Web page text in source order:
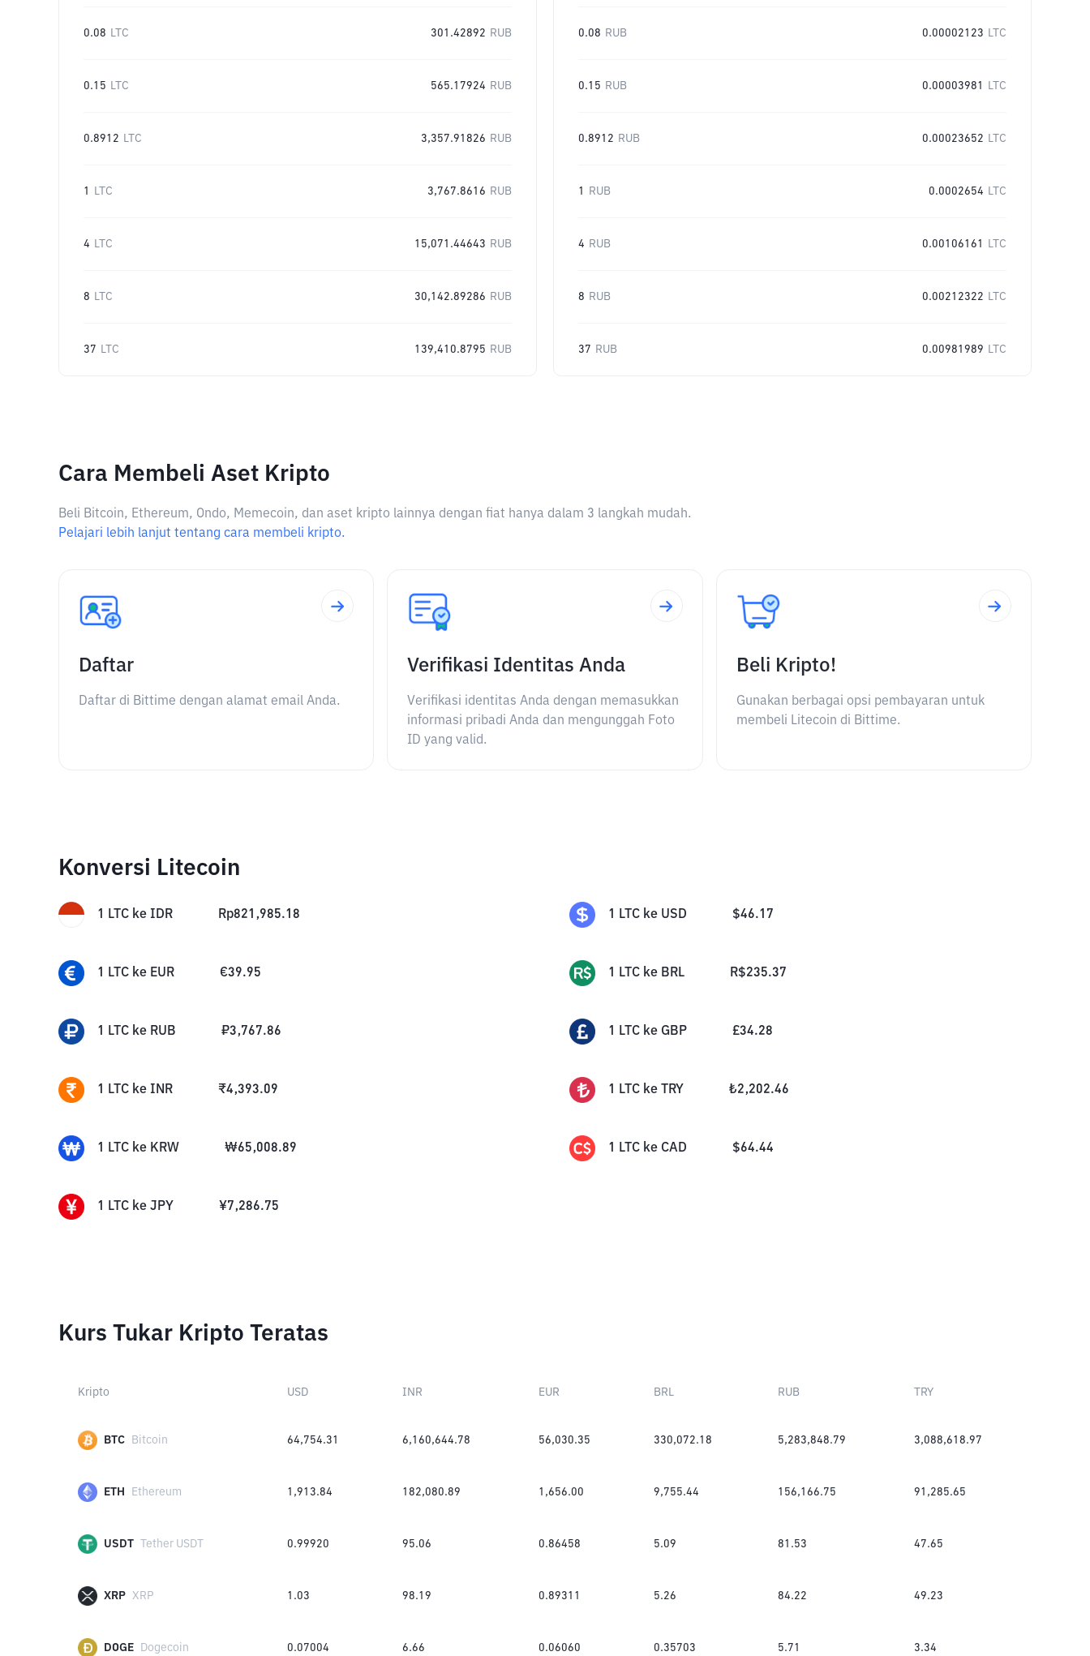
0.08 LTC 301.42892 RUB
0.15 LTC 565.17924 RUB
0.8912 LTC 3,357.91826 RUB
1 LTC 3,767.8616 RUB
4 LTC 15,071.44643 RUB
8 LTC 30,142.89286 RUB
37 LTC 139,410.8795 RUB
0.08 RUB 0.00002123 LTC
0.15 RUB 0.00003981 LTC
0.8912 RUB 0.00023652 LTC
1 RUB 0.0002654 LTC
4 RUB 0.00106161 LTC
8 RUB 0.00212322 LTC
37 RUB 0.00981989 LTC
Cara Membeli Aset Kripto
Beli Bitcoin, Ethereum, Ondo, Memecoin, dan aset kripto lainnya dengan fiat hanya dalam 3 langkah mudah.
Pelajari lebih lanjut tentang cara membeli kripto.
Daftar
Daftar di Bittime dengan alamat email Anda.
Verifikasi Identitas Anda
Verifikasi identitas Anda dengan memasukkan
informasi pribadi Anda dan mengunggah Foto
ID yang valid.
Beli Kripto!
Gunakan berbagai opsi pembayaran untuk
membeli Litecoin di Bittime.
Konversi Litecoin
1 LTC ke IDR Rp821,985.18 1 LTC ke USD $46.17
1 LTC ke EUR €39.95 1 LTC ke BRL R$235.37
1 LTC ke RUB ₽3,767.86 1 LTC ke GBP £34.28
1 LTC ke INR ₹4,393.09 1 LTC ke TRY ₺2,202.46
1 LTC ke KRW ₩65,008.89 1 LTC ke CAD $64.44
1 LTC ke JPY ¥7,286.75
Kurs Tukar Kripto Teratas
Kripto USD INR EUR BRL RUB TRY
BTC Bitcoin 64,754.31 6,160,644.78 56,030.35 330,072.18 5,283,848.79 3,088,618.97
ETH Ethereum 1,913.84 182,080.89 1,656.00 9,755.44 156,166.75 91,285.65
USDT Tether USDT 0.99920 95.06 0.86458 5.09 81.53 47.65
XRP XRP 1.03 98.19 0.89311 5.26 84.22 49.23
DOGE Dogecoin 0.07004 6.66 0.06060 0.35703 5.71 3.34